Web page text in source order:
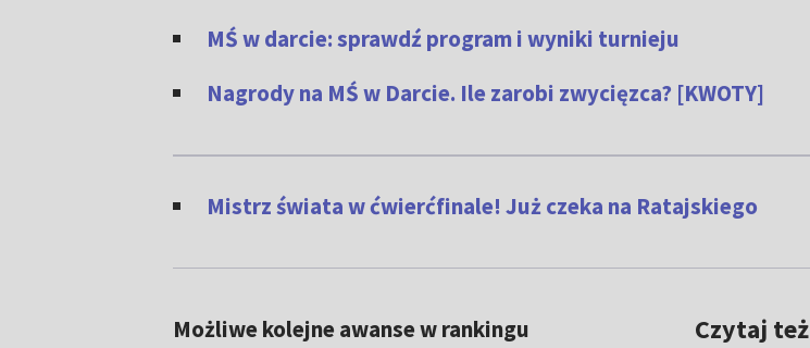
MŚ w darcie: sprawdź program i wyniki turnieju
Nagrody na MŚ w Darcie. Ile zarobi zwycięzca? [KWOTY]
Mistrz świata w ćwierćfinale! Już czeka na Ratajskiego
Czytaj też
Możliwe kolejne awanse w rankingu